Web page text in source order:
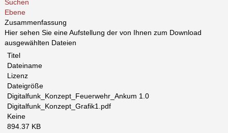
Suchen
Ebene
Zusammenfassung
Hier sehen Sie eine Aufstellung der von Ihnen zum Download
ausgewählten Dateien
Titel
Dateiname
Lizenz
Dateigröße
Digitalfunk_Konzept_Feuerwehr_Ankum 1.0
Digitalfunk_Konzept_Grafik1.pdf
Keine
894.37 KB